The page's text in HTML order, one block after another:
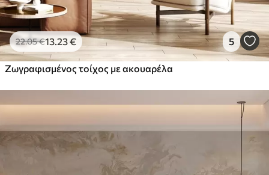
22.05€13 .23€ 5
Ζωγραφισμένος τοίχος με ακουαρέλα